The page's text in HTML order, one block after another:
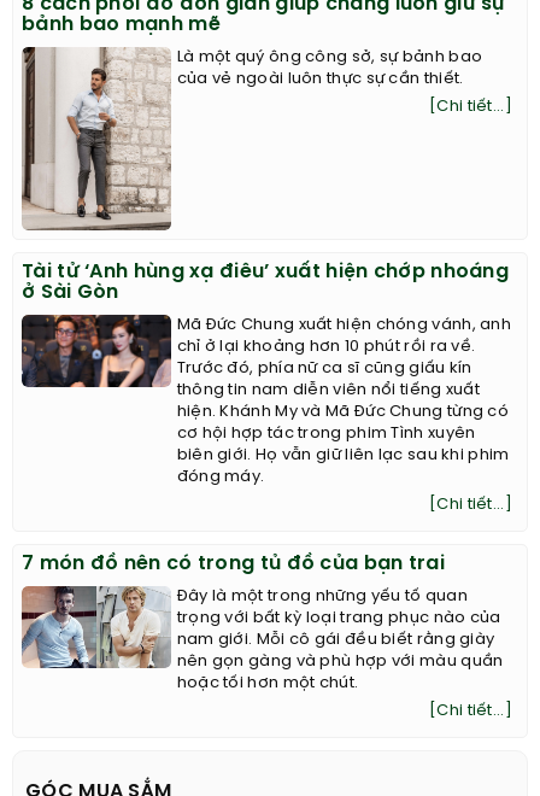
8 cách phối đồ đơn giản giúp chàng luôn giữ sự
bảnh bao mạnh mẽ
Tài tử ‘Anh hùng xạ điêu’ xuất hiện chớp nhoáng
ở Sài Gòn
Mã Đức Chung xuất hiện chóng vánh, anh
chỉ ở lại khoảng hơn 10 phút rồi ra về.
Trước đó, phía nữ ca sĩ cũng giấu kín
thông tin nam diễn viên nổi tiếng xuất
hiện. Khánh My và Mã Đức Chung từng có
cơ hội hợp tác trong phim Tình xuyên
[Chi tiết...]
7 món đồ nên có trong tủ đồ của bạn trai
Đây là một trong những yếu tố quan
trọng với bất kỳ loại trang phục nào của
nam giới. Mỗi cô gái đều biết rằng giày